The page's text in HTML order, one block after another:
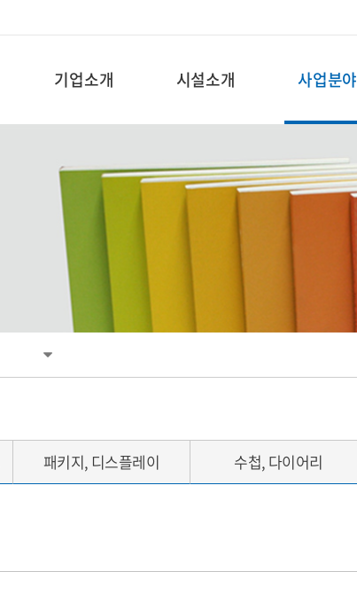
기업소개 시설소개 사업분야
패키지, 디스플레이 수첩, 다이어리